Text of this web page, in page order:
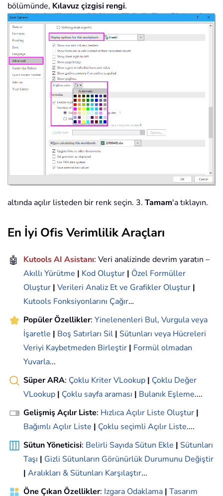
bölümünde, Kılavuz çizgisi rengi.
altında açılır listeden bir renk seçin. 3. Tamam'a tıklayın.
En İyi Ofis Verimlilik Araçları
🤖 Kutools AI Asistanı: Veri analizinde devrim yaratın –
Akıllı Yürütme | Kod Oluştur | Özel Formüller
Oluştur | Verileri Analiz Et ve Grafikler Oluştur |
Kutools Fonksiyonlarını Çağır…
Popüler Özellikler: Yinelenenleri Bul, Vurgula veya
İşaretle | Boş Satırları Sil | Sütunları veya Hücreleri
Veriyi Kaybetmeden Birleştir | Formül olmadan
Yuvarla...
Süper ARA: Çoklu Kriter VLookup | Çoklu Değer
VLookup | Çoklu sayfa araması | Bulanık Eşleme....
Gelişmiş Açılır Liste: Hızlıca Açılır Liste Oluştur |
Bağımlı Açılır Liste | Çoklu seçimli Açılır Liste....
Sütun Yöneticisi: Belirli Sayıda Sütun Ekle | Sütunları
Taşı | Gizli Sütunların Görünürlük Durumunu Değiştir
| Aralıkları & Sütunları Karşılaştır...
Öne Çıkan Özellikler: Izgara Odaklama | Tasarım